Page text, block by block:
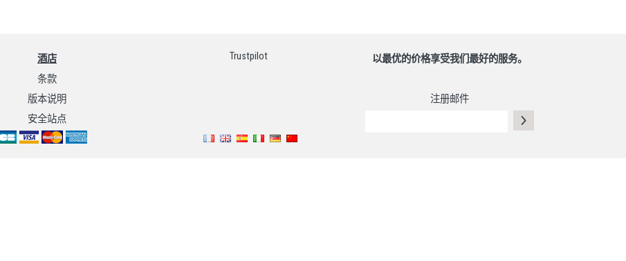
酒店
条款
版本说明
安全站点
Trustpilot 以最优的价格享受我们最好的服务。
注册邮件